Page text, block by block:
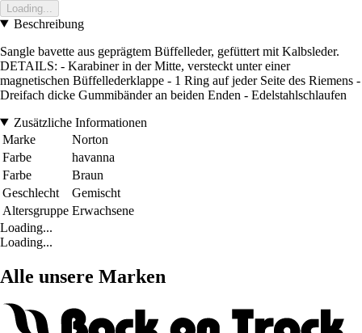
Loading...
Beschreibung
Sangle bavette aus geprägtem Büffelleder, gefüttert mit Kalbsleder.
DETAILS: - Karabiner in der Mitte, versteckt unter einer
magnetischen Büffellederklappe - 1 Ring auf jeder Seite des Riemens -
Dreifach dicke Gummibänder an beiden Enden - Edelstahlschlaufen
Zusätzliche Informationen
Marke
Norton
Farbe
havanna
Farbe
Braun
Geschlecht
Gemischt
Altersgruppe Erwachsene
Loading...
Loading...
Alle unsere Marken